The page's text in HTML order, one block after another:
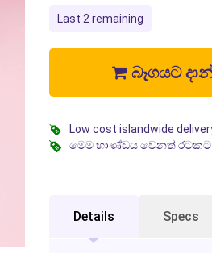
Last 2 remaining
බෑගයට
Low cost islandwide
මෙම භාණ්ඩය වෙනත් රටකට
Details Specs